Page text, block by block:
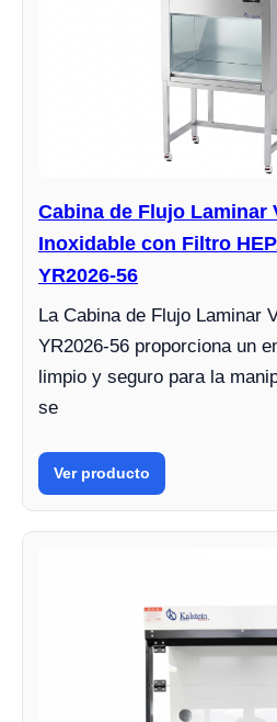
Cabina de Flujo Laminar
Inoxidable con Filtro
YR2026-56
La Cabina de Flujo Laminar
YR2026-56 proporciona un
limpio y seguro para la
se
Ver producto